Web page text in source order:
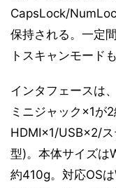
CapsLock/
保持される。一定
トスキャンモード
インタフェースは
ミニジャック×1が
HDMI×1/USB×2/
型)。本体サイズ
約410g。対応OS